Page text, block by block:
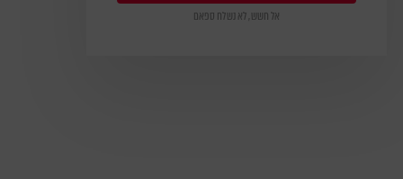
אל חשש, לא נשלח ספאם